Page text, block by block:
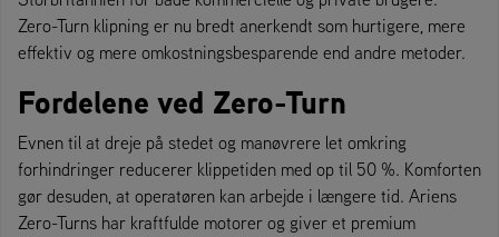
Zero-Turn klipning er nu bredt anerkendt som hurtigere, mere
effektiv og mere omkostningsbesparende end andre metoder.
Fordelene ved Zero-Turn
Evnen til at dreje på stedet og manøvrere let omkring
forhindringer reducerer klippetiden med op til 50 %. Komforten
gør desuden, at operatøren kan arbejde i længere tid. Ariens
Zero-Turns har kraftfulde motorer og giver et premium